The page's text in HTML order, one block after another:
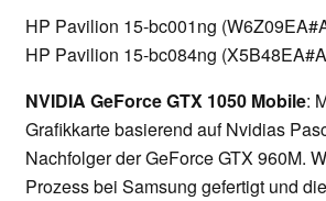
HP Pavilion 15-bc001ng
HP Pavilion 15-bc084ng
NVIDIA GeForce GTX 1050 Mobile:
Grafikkarte basierend auf Nvidias
Nachfolger der GeForce GTX 960M.
Prozess bei Samsung gefertigt und